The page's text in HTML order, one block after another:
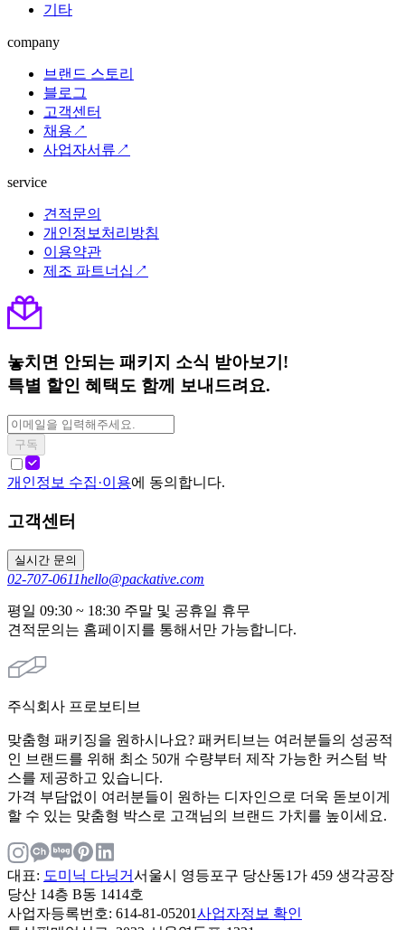
기타
company
브랜드 스토리
블로그
고객센터
채용↗
사업자서류↗
service
견적문의
개인정보처리방침
이용약관
제조 파트너십↗
놓치면 안되는 패키지 소식 받아보기!
특별 할인 혜택도 함께 보내드려요.
구독
개인정보 수집·이용에 동의합니다.
고객센터
실시간 문의
02-707-0611hello@packative.com
평일 09:30 ~ 18:30 주말 및 공휴일 휴무
견적문의는 홈페이지를 통해서만 가능합니다.
주식회사 프로보티브
맞춤형 패키징을 원하시나요? 패커티브는 여러분들의 성공적
인 브랜드를 위해 최소 50개 수량부터 제작 가능한 커스텀 박
스를 제공하고 있습니다.
가격 부담없이 여러분들이 원하는 디자인으로 더욱 돋보이게
할 수 있는 맞춤형 박스로 고객님의 브랜드 가치를 높이세요.
대표: 도미닉 다닝거서울시 영등포구 당산동1가 459 생각공장
당산 14층 B동 1414호
사업자등록번호: 614-81-05201사업자정보 확인